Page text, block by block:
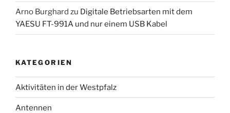
Arno Burghard zu Digitale Betriebsarten mit dem
YAESU FT-991A und nur einem USB Kabel
KATEGORIEN
Aktivitäten in der Westpfalz
Antennen